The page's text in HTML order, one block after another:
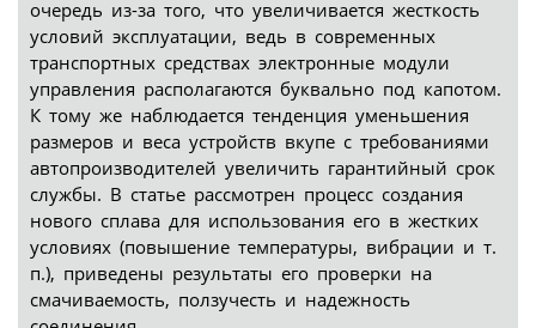
очередь из-за того, что увеличивается жесткость
условий эксплуатации, ведь в современных
транспортных средствах электронные модули
управления располагаются буквально под капотом.
К тому же наблюдается тенденция уменьшения
размеров и веса устройств вкупе с требованиями
автопроизводителей увеличить гарантийный срок
службы. В статье рассмотрен процесс создания
нового сплава для использования его в жестких
условиях (повышение температуры, вибрации и т.
п.), приведены результаты его проверки на
смачиваемость, ползучесть и надежность